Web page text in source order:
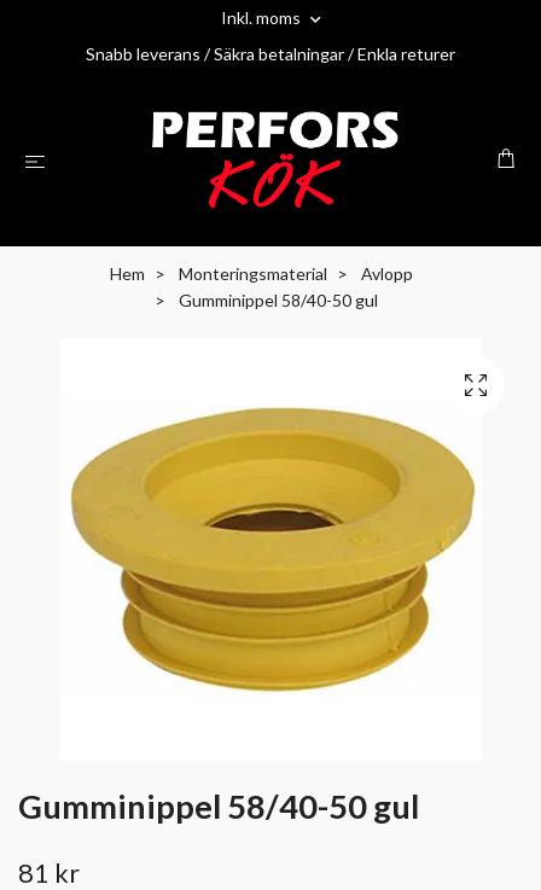
Inkl. moms
Snabb leverans / Säkra betalningar / Enkla returer
Hem Monteringsmaterial
Avlopp
Gumminippel 58/40-50 gul
Gumminippel 58/40-50 gul
81 kr